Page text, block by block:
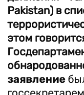
Pakistan) в
этом
заявление